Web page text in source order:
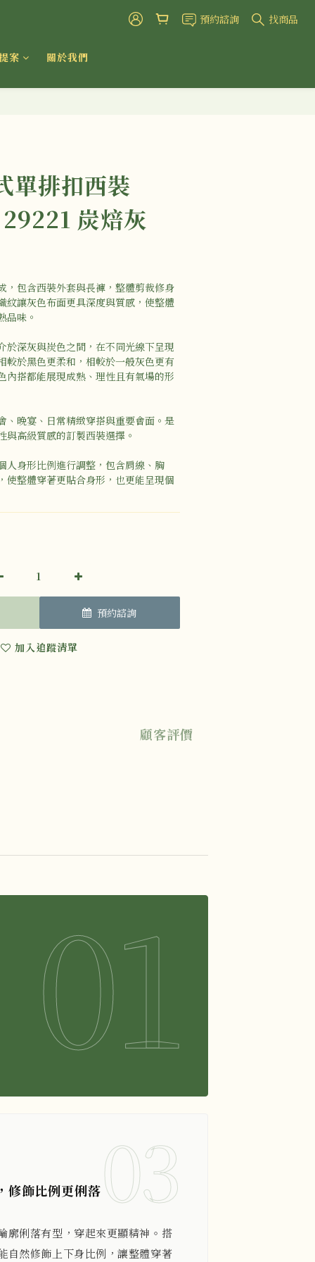
預約諮詢 找商品
案 關於我們
單排扣西裝
炭焙灰
，包含西裝外套與長褲，整體剪裁修身
紋讓灰色布面更具深度與質感，使整體
品味。
於深灰與炭色之間，在不同光線下呈現
較於黑色更柔和，相較於一般灰色更有
內搭都能展現成熟、理性且有氣場的形
、晚宴、日常精緻穿搭與重要會面。是
與高級質感的訂製西裝選擇。
人身形比例進行調整，包含肩線、胸
使整體穿著更貼合身形，也更能呈現個
預約諮詢
加入追蹤清單
顧客評價
01
03
修飾比例更俐落
廓俐落有型，穿起來更顯精神。搭
自然修飾上下身比例，讓整體穿著